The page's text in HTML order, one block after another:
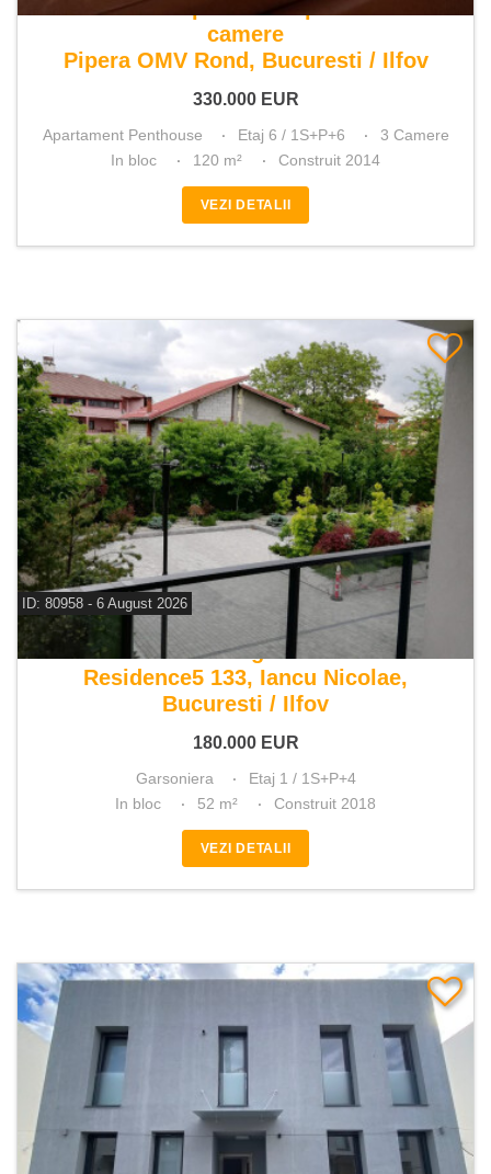
De vanzare apartament penthouse 3
camere
Pipera OMV Rond, Bucuresti / Ilfov
330.000 EUR
Apartament Penthouse Etaj 6 / 1S+P+6
3 Camere
In bloc
120 m² Construit 2014
VEZI DETALII
ID: 80958 - 6 August 2026
De vanzare garsoniera
Residence5 133, Iancu Nicolae,
Bucuresti / Ilfov
180.000 EUR
Garsoniera
Etaj 1 / 1S+P+4
In bloc
52 m² Construit 2018
VEZI DETALII